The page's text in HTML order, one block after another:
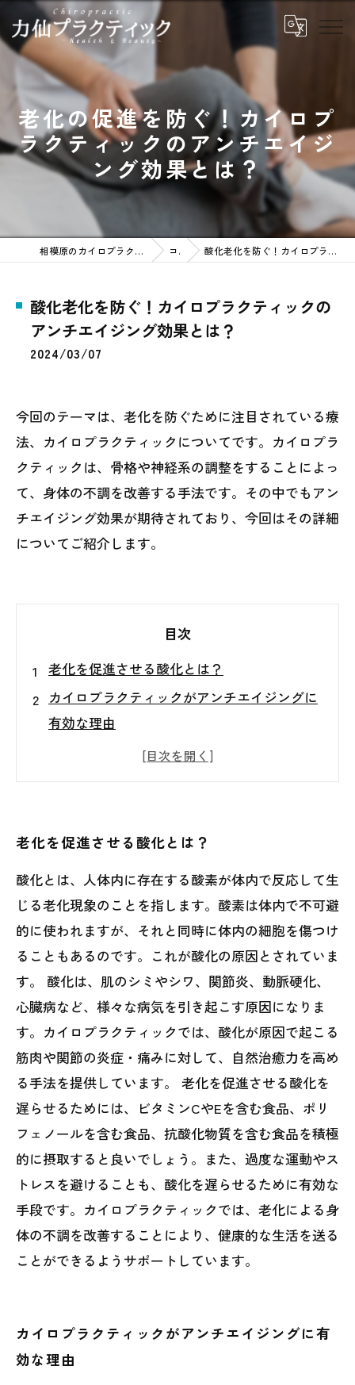
老化の促進を防ぐ！カイロプ
ラクティックのアンチエイジ
ング効果とは？
相模原のカイロプラクティックなら力仙プラクティック コラム 酸化老化を防ぐ！カイロプラクティックのアンチエイジング効果とは？
酸化老化を防ぐ！カイロプラクティックの
アンチエイジング効果とは？
2024/03/07
今回のテーマは、老化を防ぐために注目されている療
法、カイロプラクティックについてです。カイロプラ
クティックは、骨格や神経系の調整をすることによっ
て、身体の不調を改善する手法です。その中でもアン
チエイジング効果が期待されており、今回はその詳細
についてご紹介します。
目次
老化を促進させる酸化とは？
カイロプラクティックがアンチエイジングに
有効な理由
カイロプラクティックによる酸化ストレスの
軽減効果
果を実感するために
老化を促進させる酸化とは？
酸化とは、人体内に存在する酸素が体内で反応して生
じる老化現象のことを指します。酸素は体内で不可避
的に使われますが、それと同時に体内の細胞を傷つけ
ることもあるのです。これが酸化の原因とされていま
す。 酸化は、肌のシミやシワ、関節炎、動脈硬化、
心臓病など、様々な病気を引き起こす原因になりま
す。カイロプラクティックでは、酸化が原因で起こる
筋肉や関節の炎症・痛みに対して、自然治癒力を高め
る手法を提供しています。 老化を促進させる酸化を
遅らせるためには、ビタミンCやEを含む食品、ポリ
フェノールを含む食品、抗酸化物質を含む食品を積極
的に摂取すると良いでしょう。また、過度な運動やス
トレスを避けることも、酸化を遅らせるために有効な
手段です。カイロプラクティックでは、老化による身
体の不調を改善することにより、健康的な生活を送る
ことができるようサポートしています。
カイロプラクティックがアンチエイジングに有
効な理由